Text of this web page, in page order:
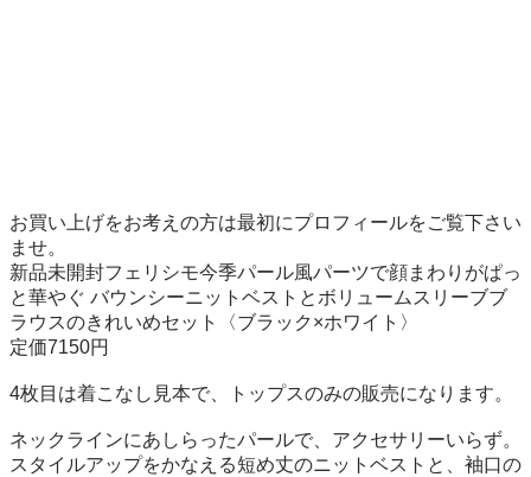
お買い上げをお考えの方は最初にプロフィールをご覧下さい
ませ。
新品未開封フェリシモ今季パール風パーツで顔まわりがぱっ
と華やぐ バウンシーニットベストとボリュームスリーブブ
ラウスのきれいめセット〈ブラック×ホワイト〉
定価7150円
4枚目は着こなし見本で、トップスのみの販売になります。
ネックラインにあしらったパールで、アクセサリーいらず。
スタイルアップをかなえる短め丈のニットベストと、袖口の